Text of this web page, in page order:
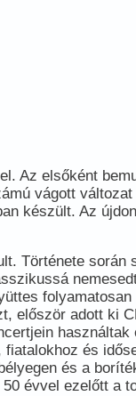
Az elsőként
vágott
készült. Az
Története
először adott ki
és
és a
évvel ezelőtt a